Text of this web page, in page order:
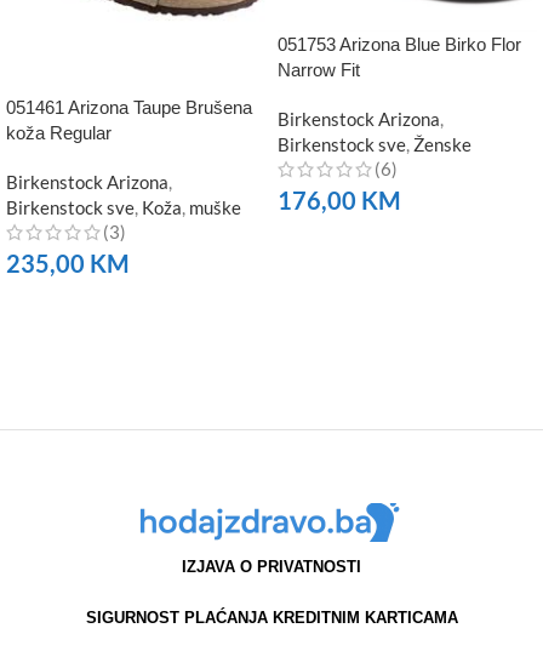
051461 Arizona Taupe Brušena
koža Regular
Birkenstock Arizona,
Birkenstock sve, Koža, muške
(3)
235,00 KM
051753 Arizona Blue Birko Flor
Narrow Fit
Birkenstock Arizona,
Birkenstock sve, Ženske
(6)
176,00 KM
IZJAVA O PRIVATNOSTI
SIGURNOST PLAĆANJA KREDITNIM KARTICAMA